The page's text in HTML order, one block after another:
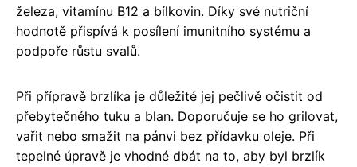
železa, vitamínu B12 a bílkovin. Díky své nutriční
hodnotě přispívá k posílení imunitního systému a
podpoře růstu svalů.
Při přípravě brzlíka je důležité jej pečlivě očistit od
přebytečného tuku a blan. Doporučuje se ho grilovat,
vařit nebo smažit na pánvi bez přídavku oleje. Při
tepelné úpravě je vhodné dbát na to, aby byl brzlík